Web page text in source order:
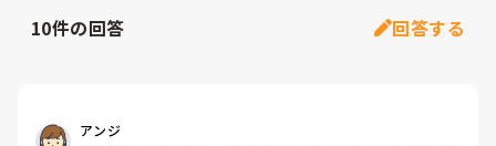
10件の回答 回答する
アンジ